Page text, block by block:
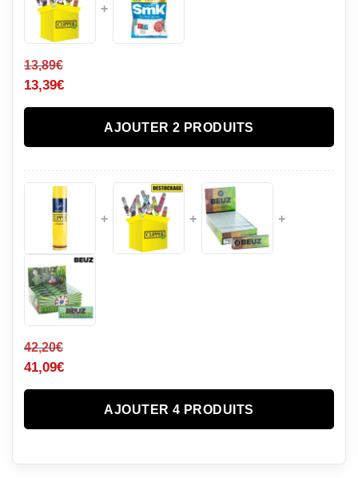
+
13,89€
13,39€
AJOUTER 2 PRODUITS
+ + +
42,20€
41,09€
AJOUTER 4 PRODUITS